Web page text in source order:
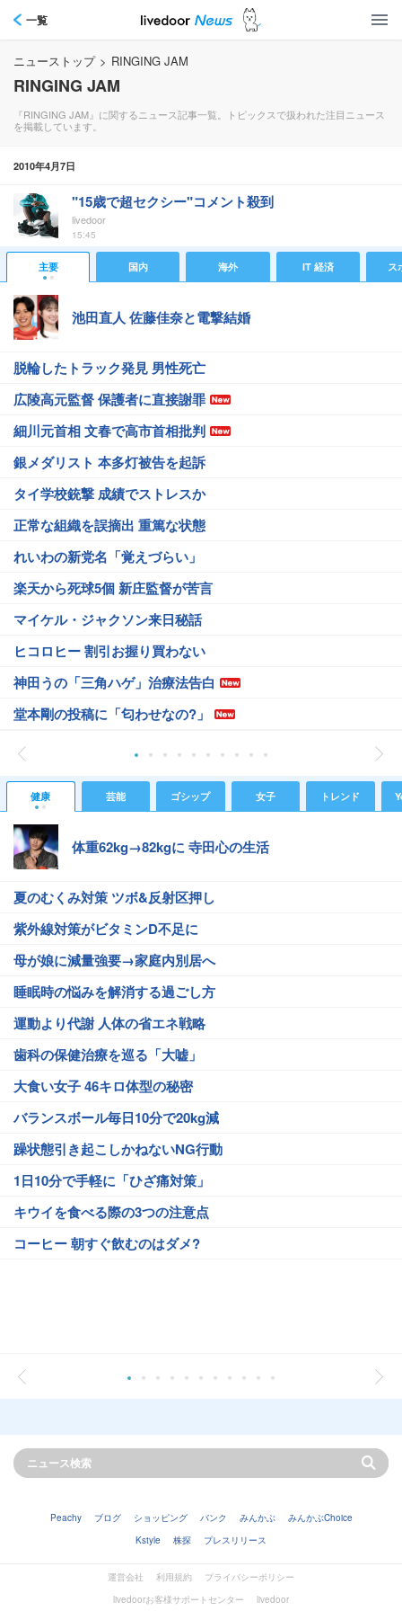
一覧
ニューストップ > RINGING JAM
RINGING JAM
『RINGING JAM』に関するニュース記事一覧。トピックスで扱われた注目ニュース
を掲載しています。
2010年4月7日
"15歳で超セクシー"コメント殺到
livedoor
15:45
主要 国内 海外 IT 経済 ス
池田直人 佐藤佳奈と電撃結婚
脱輪したトラック発見 男性死亡
広陵高元監督 保護者に直接謝罪
細川元首相 文春で高市首相批判
銀メダリスト 本多灯被告を起訴
タイ学校銃撃 成績でストレスか
正常な組織を誤摘出 重篤な状態
れいわの新党名「覚えづらい」
楽天から死球5個 新庄監督が苦言
マイケル・ジャクソン来日秘話
ヒコロヒー 割引お握り買わない
神田うの「三角ハゲ」治療法告白
堂本剛の投稿に「匂わせなの?」
健康 芸能 ゴシップ 女子 トレンド
体重62kg→82kgに 寺田心の生活
夏のむくみ対策 ツボ&反射区押し
紫外線対策がビタミンD不足に
母が娘に減量強要→家庭内別居へ
睡眠時の悩みを解消する過ごし方
運動より代謝 人体の省エネ戦略
歯科の保健治療を巡る「大嘘」
大食い女子 46キロ体型の秘密
バランスボール毎日10分で20kg減
躁状態引き起こしかねないNG行動
1日10分で手軽に「ひざ痛対策」
キウイを食べる際の3つの注意点
コーヒー 朝すぐ飲むのはダメ?
Peachy ブログ ショッピング バンク みんかぶ
みんかぶChoice
Kstyle
株探 プレスリリース
運営会社 利用規約
プライバシーポリシー
livedoorお客様サポートセンター
livedoor